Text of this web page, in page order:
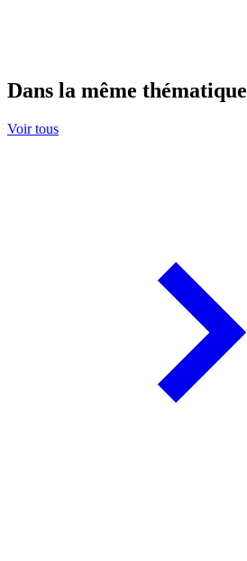
Dans la même thématique
Voir tous